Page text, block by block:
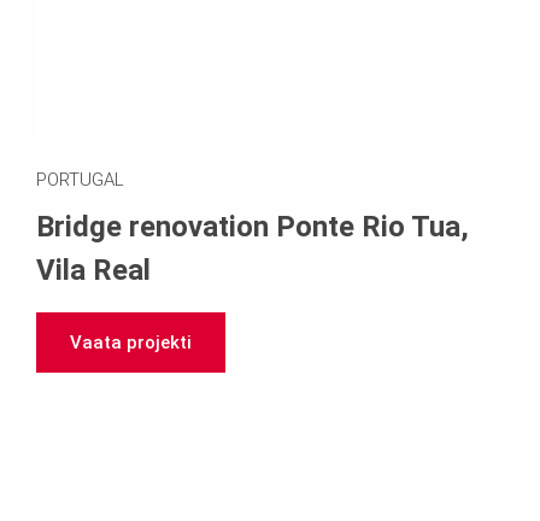
PORTUGAL
Bridge renovation Ponte Rio Tua,
Vila Real
Vaata projekti